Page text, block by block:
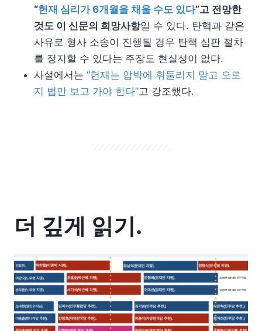
“헌재 심리가 6개월을 채울 수도 있다”고 전망한
것도 이 신문의 희망사항일 수 있다. 탄핵과 같은
사유로 형사 소송이 진행될 경우 탄핵 심판 절차
를 정지할 수 있다는 주장도 현실성이 없다.
사설에서는 “헌재는 압박에 휘둘리지 말고 오로
지 법만 보고 가야 한다”고 강조했다.
더 깊게 읽기.